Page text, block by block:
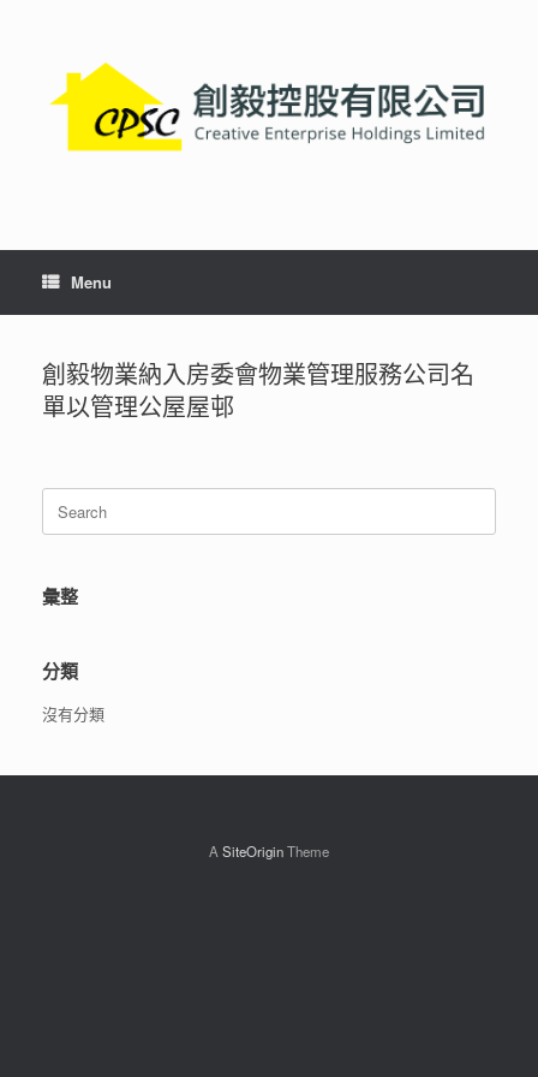
Menu
創毅物業納入房委會物業管理服務公司名
單以管理公屋屋邨
for:
彙整
分類
沒有分類
ASiteOriginTheme